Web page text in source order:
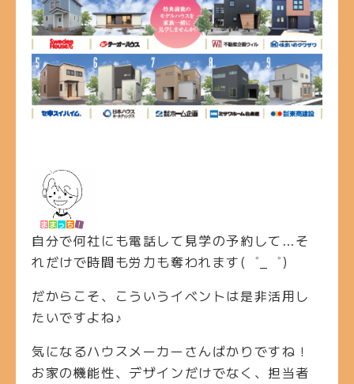
自分で何社にも電話して見学の予約して…そ
れだけで時間も労力も奪われます(゜_゜)
だからこそ、こういうイベントは是非活用し
たいですよね♪
気になるハウスメーカーさんばかりですね！
お家の機能性、デザインだけでなく、担当者